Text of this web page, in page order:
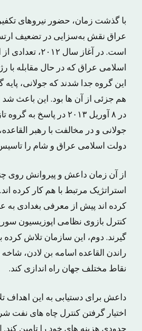
با گذشت زمان، حضور نیروهای
عراق نقش به‌سزایی در تضعیف
است. در آغاز سال
اسلامی عراق که در حال مقابله با
این گروه جدا شدند که جولانی، پایه
هم جزئی از آن ها بود. این باعث شد
در ۸ آوریل ۲۰۱۳ در پاسخ به
جولانی و در مخالفت با رهبر
دولت اسلامی عراق و شام را
از آن زمان داعش و پیروانش روی
استراتژیک مرتبط با هم کار کرده
کرده اند پیش از معرفی بغدادی به
کنترل بازوی نظامی اپوزیسیون
گیرند. دوم، این سازمان تلاش کرده
راندن القاعده اسامه بن لادن،
نقاط مختلف جهان راه اندازی کند.
داعش برای دستیابی به این اهداف
اختیار گرفتن کنترل چاه های نفت
حدودی هزینه های خود را تامین کند.